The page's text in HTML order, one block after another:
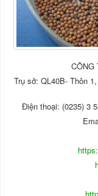
CÔNG
Trụ sở: QL40B- Thôn
Điện thoại: (0235) 3